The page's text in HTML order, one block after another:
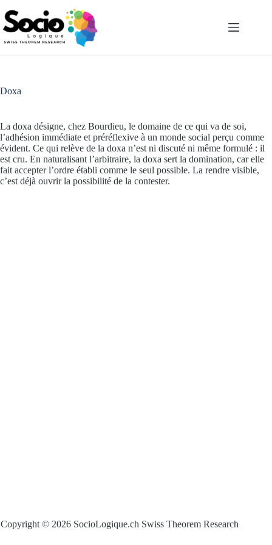
au
contenu
Doxa
La doxa désigne, chez Bourdieu, le domaine de ce qui va de soi,
l’adhésion immédiate et préréflexive à un monde social perçu comme
évident. Ce qui relève de la doxa n’est ni discuté ni même formulé : il
est cru. En naturalisant l’arbitraire, la doxa sert la domination, car elle
fait accepter l’ordre établi comme le seul possible. La rendre visible,
c’est déjà ouvrir la possibilité de la contester.
Copyright © 2026 SocioLogique.ch Swiss Theorem Research